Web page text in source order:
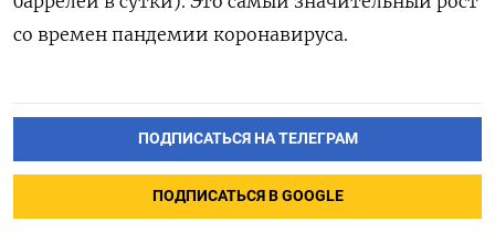
со времен пандемии коронавируса.
ПОДПИСАТЬСЯ НА ТЕЛЕГРАМ
ПОДПИСАТЬСЯ В GOOGLE